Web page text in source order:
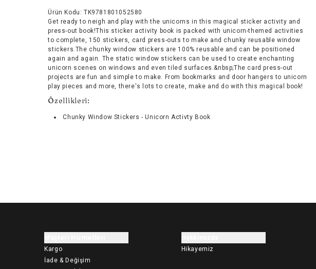
Ürün Kodu : TK9781801052580
Get ready to neigh and play with the unicorns in this magical sticker activity and
press-out book!This sticker activity book is packed with unicorn-themed activities
to complete, 150 stickers, card press-outs to make and chunky reusable window
stickers.The chunky window stickers are 100% reusable and can be positioned
again and again. The static window stickers can be used to create enchanting
unicorn scenes on windows and even tiled surfaces.&nbsp;The card press-out
projects are fun and simple to make. From bookmarks and door hangers to unicorn
play pieces and more, there's lots to create, make and do with this magical book!
Özellikleri:
Chunky Window Stickers - Unicorn Activty Book
Kargo
İade & Değişim
Hikayemiz